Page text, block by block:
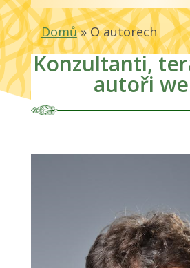
Domů»O autorech
Konzultanti,
autoři